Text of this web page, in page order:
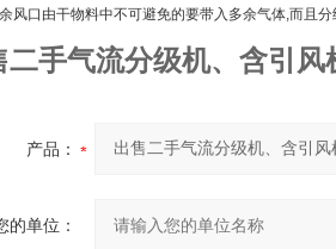
风口由干物料中不可避免的要带入多余气体,而且
二手气流分级机、含引风
产品：
的单位：